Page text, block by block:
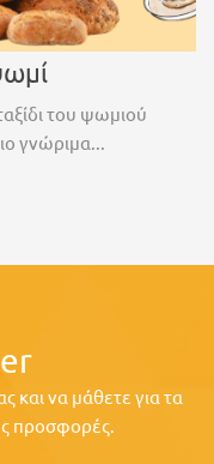
του ψωμιού
γνώριμα...
και να μάθετε για τα
προσφορές.